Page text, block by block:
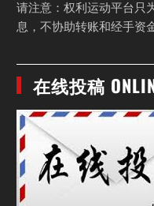
请注意：权利运动平台只
息，不协助转账和经手资
在线投稿